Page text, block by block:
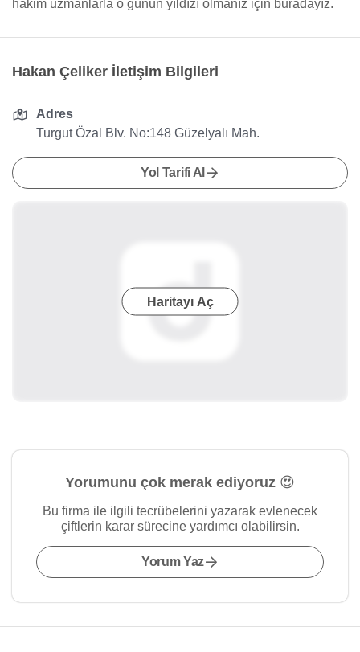
hakim uzmanlarla o günün yıldızı olmanız için buradayız.
Hakan Çeliker İletişim Bilgileri
Adres
Turgut Özal Blv. No:148 Güzelyalı Mah.
Yol Tarifi Al
Haritayı Aç
Yorumunu çok merak ediyoruz 😍
Bu firma ile ilgili tecrübelerini yazarak evlenecek
çiftlerin karar sürecine yardımcı olabilirsin.
Yorum Yaz